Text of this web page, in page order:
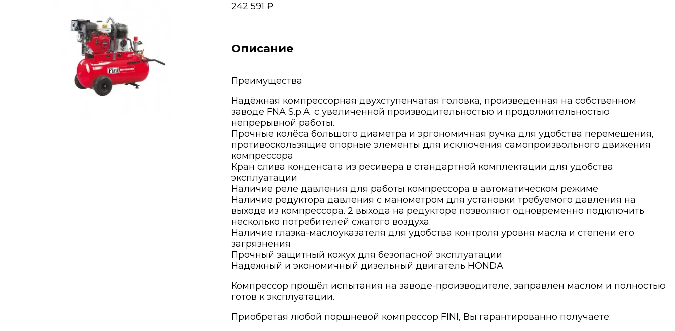
242 591 ₽
Описание
Преимущества
Надёжная компрессорная двухступенчатая головка, произведенная на собственном
заводе FNA S.p.A. с увеличенной производительностью и продолжительностью
непрерывной работы.
Прочные колёса большого диаметра и эргономичная ручка для удобства перемещения,
противоскользящие опорные элементы для исключения самопроизвольного движения
компрессора
Кран слива конденсата из ресивера в стандартной комплектации для удобства
эксплуатации
Наличие реле давления для работы компрессора в автоматическом режиме
Наличие редуктора давления с манометром для установки требуемого давления на
выходе из компрессора. 2 выхода на редукторе позволяют одновременно подключить
несколько потребителей сжатого воздуха.
Наличие глазка-маслоуказателя для удобства контроля уровня масла и степени его
загрязнения
Прочный защитный кожух для безопасной эксплуатации
Надежный и экономичный дизельный двигатель HONDA
Компрессор прошёл испытания на заводе-производителе, заправлен маслом и полностью
готов к эксплуатации.
Приобретая любой поршневой компрессор FINI, Вы гарантированно получаете: